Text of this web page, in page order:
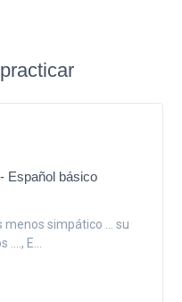
Español básico
menos simpático ... su
E...